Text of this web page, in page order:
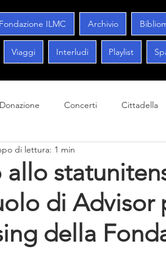
Fondazione ILMC Archivio
Viaggi Interludi Playlist
Donazione Concerti Cittadella
allo
di Advisor
della
di lettura: 1 min